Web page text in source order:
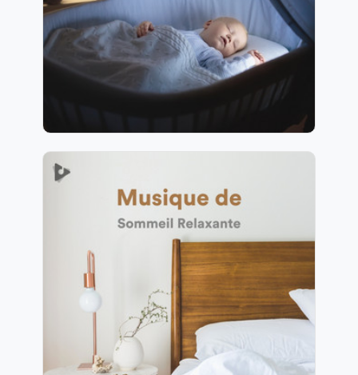
Jouer
82 suiveurs
Musique de Sommeil
Relaxante
Jouer
48 suiveurs